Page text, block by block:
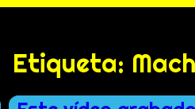
Etiqueta: